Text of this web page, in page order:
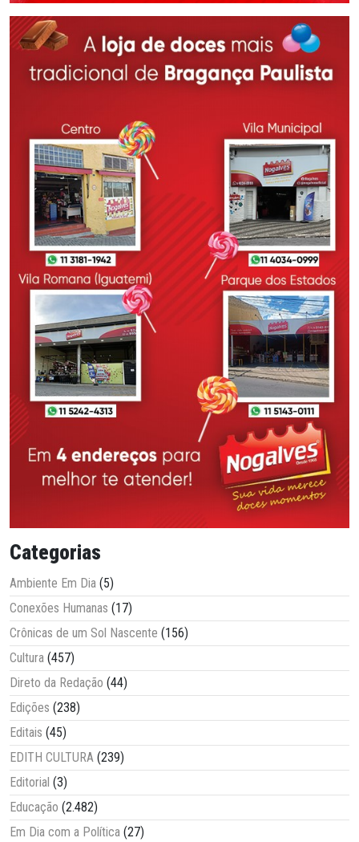
Categorias
Ambiente Em Dia (5)
Conexões Humanas (17)
Crônicas de um Sol Nascente (156)
Cultura (457)
Direto da Redação (44)
Edições (238)
Editais (45)
EDITH CULTURA (239)
Editorial (3)
Educação (2.482)
Em Dia com a Política (27)